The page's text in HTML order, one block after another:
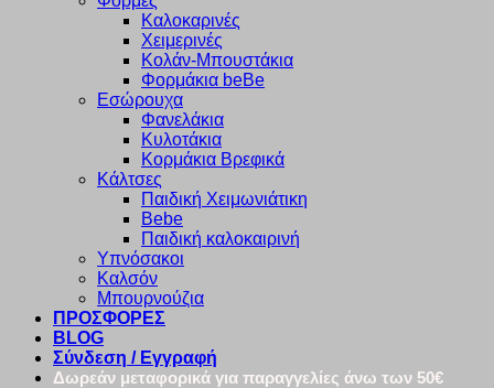
Καλοκαρινές
Χειμερινές
Κολάν-Μπουστάκια
Φορμάκια beBe
Εσώρουχα
Φανελάκια
Κυλοτάκια
Κορμάκια Βρεφικά
Κάλτσες
Παιδική Χειμωνιάτικη
Bebe
Παιδική καλοκαιρινή
Υπνόσακοι
Καλσόν
Μπουρνούζια
ΠΡΟΣΦΟΡΕΣ
BLOG
Σύνδεση / Εγγραφή
Δωρεάν μεταφορικά για παραγγελίες άνω των 50€